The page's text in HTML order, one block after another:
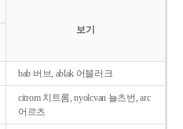
보기
bab 버브, ablak 어블러크
citrom 치트롬, nyolcvan 뇰츠번, arc
어르츠